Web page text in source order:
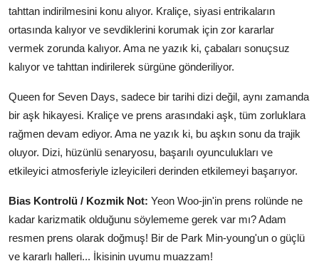
tahttan indirilmesini konu alıyor. Kraliçe, siyasi entrikaların
ortasında kalıyor ve sevdiklerini korumak için zor kararlar
vermek zorunda kalıyor. Ama ne yazık ki, çabaları sonuçsuz
kalıyor ve tahttan indirilerek sürgüne gönderiliyor.
Queen for Seven Days, sadece bir tarihi dizi değil, aynı zamanda
bir aşk hikayesi. Kraliçe ve prens arasındaki aşk, tüm zorluklara
rağmen devam ediyor. Ama ne yazık ki, bu aşkın sonu da trajik
oluyor. Dizi, hüzünlü senaryosu, başarılı oyunculukları ve
etkileyici atmosferiyle izleyicileri derinden etkilemeyi başarıyor.
Bias Kontrolü / Kozmik Not: Yeon Woo-jin'in prens rolünde ne
kadar karizmatik olduğunu söylememe gerek var mı? Adam
resmen prens olarak doğmuş! Bir de Park Min-young'un o güçlü
ve kararlı halleri... İkisinin uyumu muazzam!